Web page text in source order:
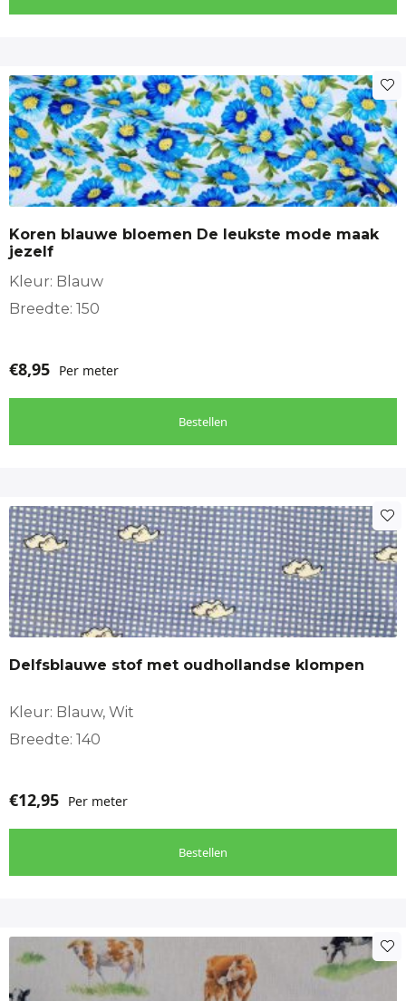
Koren blauwe bloemen De leukste mode maak
jezelf
Kleur: Blauw
Breedte: 150
€8,95 Per meter
Bestellen
Delfsblauwe stof met oudhollandse klompen
Kleur: Blauw, Wit
Breedte: 140
€12,95 Per meter
Bestellen